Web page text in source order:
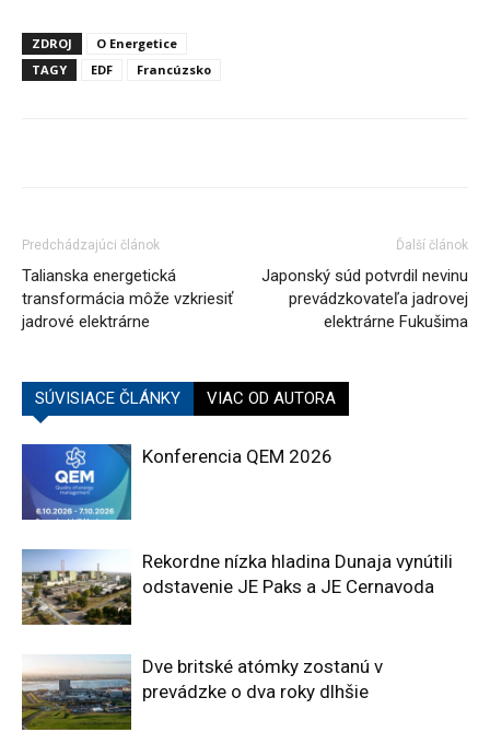
ZDROJ
O Energetice
TAGY
EDF Francúzsko
Predchádzajúci článok
Talianska energetická
transformácia môže vzkriesiť
jadrové elektrárne
Ďalší článok
Japonský súd potvrdil nevinu
prevádzkovateľa jadrovej
elektrárne Fukušima
SÚVISIACE ČLÁNKY VIAC OD AUTORA
Konferencia QEM 2026
Rekordne nízka hladina Dunaja vynútili
odstavenie JE Paks a JE Cernavoda
Dve britské atómky zostanú v
prevádzke o dva roky dlhšie